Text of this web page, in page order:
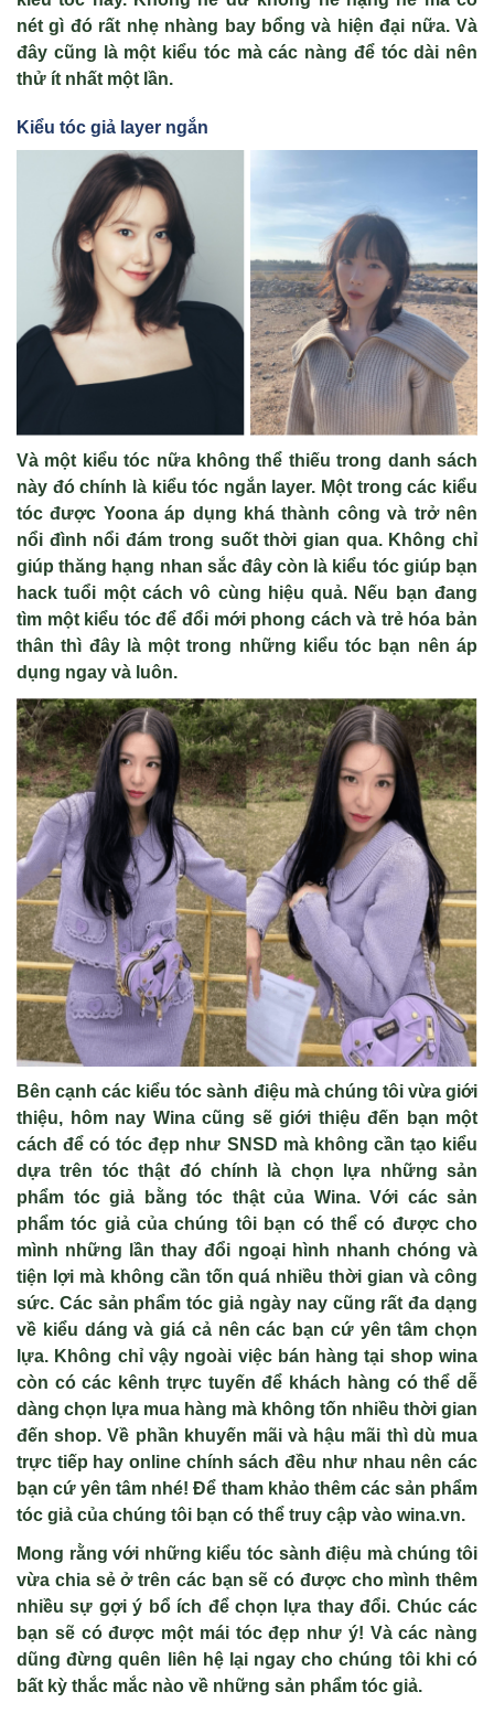
nét gì đó rất nhẹ nhàng bay bổng và hiện đại nữa. Và
đây cũng là một kiểu tóc mà các nàng để tóc dài nên
thử ít nhất một lần.
Kiểu tóc giả layer ngắn
Và một kiểu tóc nữa không thể thiếu trong danh sách
này đó chính là kiểu tóc ngắn layer. Một trong các kiểu
tóc được Yoona áp dụng khá thành công và trở nên
nổi đình nổi đám trong suốt thời gian qua. Không chỉ
giúp thăng hạng nhan sắc đây còn là kiểu tóc giúp bạn
hack tuổi một cách vô cùng hiệu quả. Nếu bạn đang
tìm một kiểu tóc để đổi mới phong cách và trẻ hóa bản
thân thì đây là một trong những kiểu tóc bạn nên áp
dụng ngay và luôn.
Bên cạnh các kiểu tóc sành điệu mà chúng tôi vừa giới
thiệu, hôm nay Wina cũng sẽ giới thiệu đến bạn một
cách để có tóc đẹp như SNSD mà không cần tạo kiểu
dựa trên tóc thật đó chính là chọn lựa những sản
phẩm tóc giả bằng tóc thật của Wina. Với các sản
phẩm tóc giả của chúng tôi bạn có thể có được cho
mình những lần thay đổi ngoại hình nhanh chóng và
tiện lợi mà không cần tốn quá nhiều thời gian và công
sức. Các sản phẩm tóc giả ngày nay cũng rất đa dạng
về kiểu dáng và giá cả nên các bạn cứ yên tâm chọn
lựa. Không chỉ vậy ngoài việc bán hàng tại shop wina
còn có các kênh trực tuyến để khách hàng có thể dễ
dàng chọn lựa mua hàng mà không tốn nhiều thời gian
đến shop. Về phần khuyến mãi và hậu mãi thì dù mua
trực tiếp hay online chính sách đều như nhau nên các
bạn cứ yên tâm nhé! Để tham khảo thêm các sản phẩm
tóc giả của chúng tôi bạn có thể truy cập vào wina.vn.
Mong rằng với những kiểu tóc sành điệu mà chúng tôi
vừa chia sẻ ở trên các bạn sẽ có được cho mình thêm
nhiều sự gợi ý bổ ích để chọn lựa thay đổi. Chúc các
bạn sẽ có được một mái tóc đẹp như ý! Và các nàng
dũng đừng quên liên hệ lại ngay cho chúng tôi khi có
bất kỳ thắc mắc nào về những sản phẩm tóc giả.